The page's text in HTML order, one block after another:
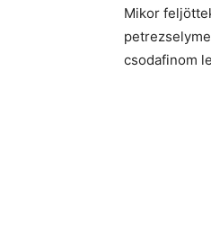
Mikor
csodafinom